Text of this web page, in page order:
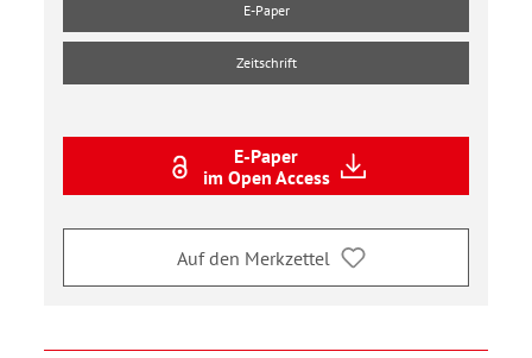
E-Paper
Zeitschrift
E-Paper
im Open Access
Auf den Merkzettel